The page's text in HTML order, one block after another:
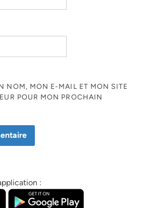
NOM, MON E-MAIL ET MON SITE
POUR MON PROCHAIN
: